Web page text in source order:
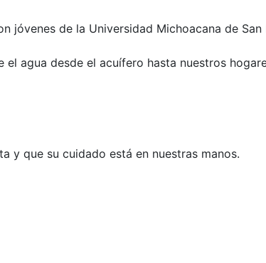
jóvenes de la Universidad Michoacana de
agua desde el acuífero hasta nuestros
y que su cuidado está en nuestras manos.